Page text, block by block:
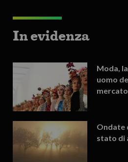
In evidenza
Moda,
uomo
mercato
Ondate
stato di